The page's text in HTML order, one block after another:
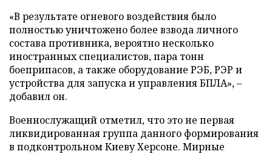
«В результате огневого воздействия было
полностью уничтожено более взвода личного
состава противника, вероятно несколько
иностранных специалистов, пара тонн
боеприпасов, а также оборудование РЭБ, РЭР и
устройства для запуска и управления БПЛА», –
добавил он.
Военнослужащий отметил, что это не первая
ликвидированная группа данного формирования
в подконтрольном Киеву Херсоне. Мирные